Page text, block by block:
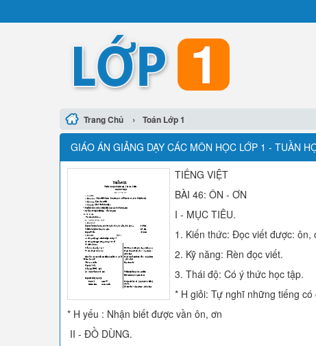
Trang Chủ › Toán Lớp 1
GIÁO ÁN GIẢNG DẠY CÁC MÔN HỌC LỚP 1 - TUẦN
TIẾNG VIỆT
BÀI 46: ÔN - ƠN
I - MỤC TIÊU.
1. Kiến thức: Đọc viết được: ôn,
2. Kỹ năng: Rèn đọc viết.
3. Thái độ: Có ý thức học tập.
* H giỏi: Tự nghĩ những tiếng
* H yếu : Nhận biết được vần ôn, ơn
II - ĐỒ DÙNG.